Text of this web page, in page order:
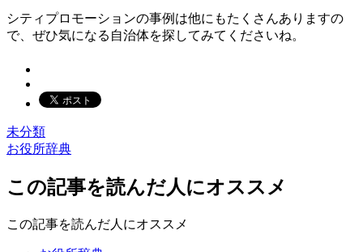
シティプロモーションの事例は他にもたくさんありますの
で、ぜひ気になる自治体を探してみてくださいね。
未分類
お役所辞典
この記事を読んだ人にオススメ
この記事を読んだ人にオススメ